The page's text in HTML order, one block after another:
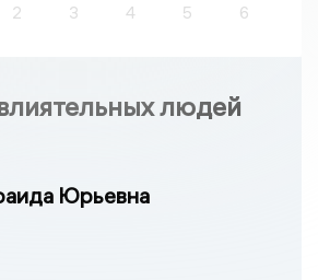
2 3 4 5 6
людей
Юрьевна